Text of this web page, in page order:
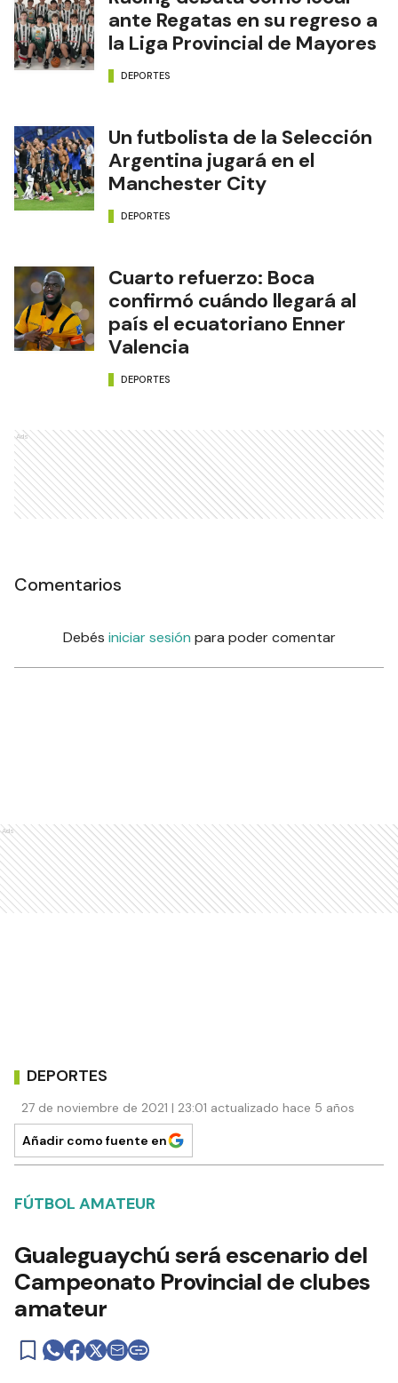
ante Regatas en su regreso a
la Liga Provincial de Mayores
DEPORTES
Un futbolista de la Selección
Argentina jugará en el
Manchester City
DEPORTES
Cuarto refuerzo: Boca
confirmó cuándo llegará al
país el ecuatoriano Enner
Valencia
DEPORTES
Ads
Comentarios
Debés iniciar sesión para poder comentar
Ads
DEPORTES
27 de noviembre de 2021 | 23:01 actualizado hace 5 años
Añadir como fuente en
FÚTBOL AMATEUR
Gualeguaychú será escenario del
Campeonato Provincial de clubes
amateur